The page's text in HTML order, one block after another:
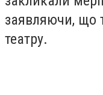
заявляючи, що
театру.